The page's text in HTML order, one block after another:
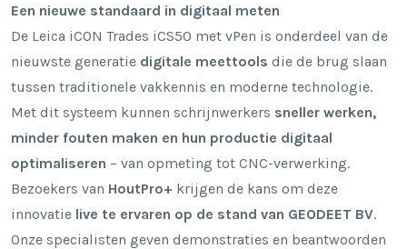
Een nieuwe standaard in digitaal meten
De Leica iCON Trades iCS50 met vPen is onderdeel van de
nieuwste generatie digitale meettools die de brug slaan
tussen traditionele vakkennis en moderne technologie.
Met dit systeem kunnen schrijnwerkers sneller werken,
minder fouten maken en hun productie digitaal
optimaliseren – van opmeting tot CNC-verwerking.
Bezoekers van HoutPro+ krijgen de kans om deze
innovatie live te ervaren op de stand van GEODEET BV.
Onze specialisten geven demonstraties en beantwoorden